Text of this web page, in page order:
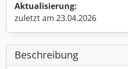
Aktualisierung:
zuletzt am 23.04.2026
Beschreibung